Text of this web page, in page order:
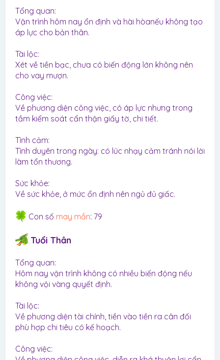
Tổng quan:
Vận trình hôm nay ổn định và hài hòanếu không tạo
áp lực cho bản thân.
Tài lộc:
Xét về tiền bạc, chưa có biến động lớn không nên
cho vay mượn.
Công việc:
Về phương diện công việc, có áp lực nhưng trong
tầm kiểm soát cẩn thận giấy tờ, chi tiết.
Tình cảm:
Tình duyên trong ngày: có lúc nhạy cảm tránh nói lời
làm tổn thương.
Sức khỏe:
Về sức khỏe, ở mức ổn định nên ngủ đủ giấc.
Con số may mắn: 79
Tuổi Thân
Tổng quan:
Hôm nay vận trình không có nhiều biến động nếu
không vội vàng quyết định.
Tài lộc:
Về phương diện tài chính, tiền vào tiền ra cân đối
phù hợp chi tiêu có kế hoạch.
Công việc: